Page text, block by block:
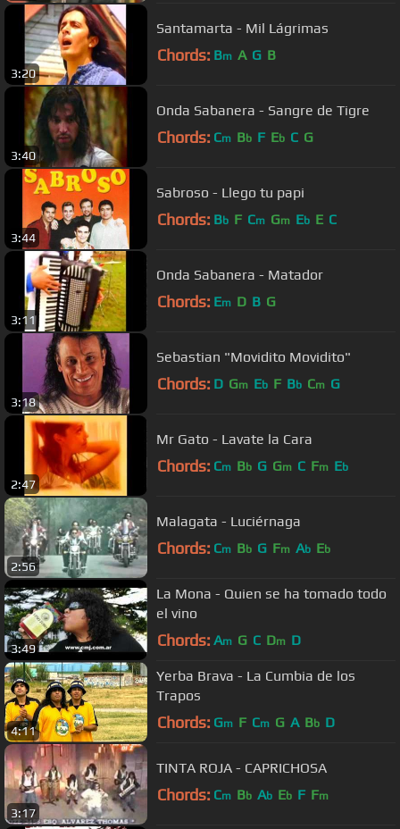
3:20
Santamarta - Mil Lágrimas
Chords: Bm A G B
3:40
Onda Sabanera - Sangre de Tigre
Chords: Cm Bb F Eb C G
3:44
Sabroso - Llego tu papi
Chords: Bb F Cm Gm Eb E C
3:11
Onda Sabanera - Matador
Chords: Em D B G
3:18
Sebastian "Movidito Movidito"
Chords: D Gm Eb F Bb Cm G
2:47
Mr Gato - Lavate la Cara
Chords: Cm Bb G Gm C Fm Eb
2:56
Malagata - Luciérnaga
Chords: Cm Bb G Fm Ab Eb
3:49
La Mona - Quien se ha tomado todo
el vino
Chords: Am G C Dm D
4:11
Yerba Brava - La Cumbia de los
Trapos
Chords: Gm F Cm G A Bb D
3:17
TINTA ROJA - CAPRICHOSA
Chords: Cm Bb Ab Eb F Fm